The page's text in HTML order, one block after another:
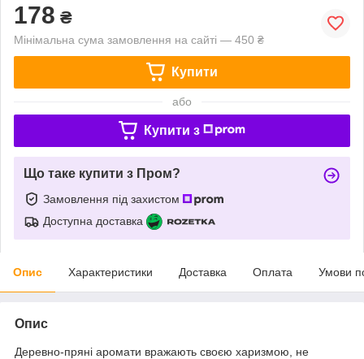
178 ₴
Мінімальна сума замовлення на сайті — 450 ₴
Купити
або
Купити з
Що таке купити з Пром?
Замовлення під захистом
Доступна доставка
Опис Характеристики Доставка Оплата Умови
Опис
Деревно-пряні аромати вражають своєю харизмою, не